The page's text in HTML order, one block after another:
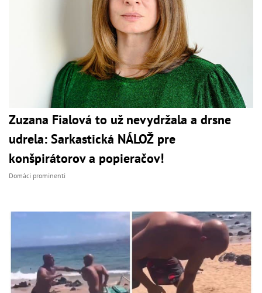
Zuzana Fialová to už nevydržala a drsne
udrela: Sarkastická NÁLOŽ pre
konšpirátorov a popieračov!
Domáci prominenti